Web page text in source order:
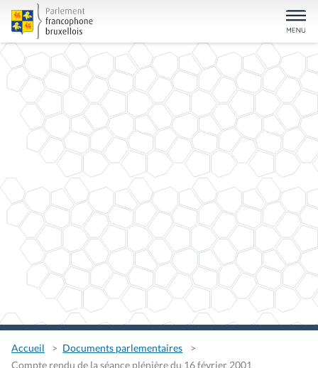
Accueil
Documents parlementaires
Compte rendu de la séance plénière du 16 février 2001